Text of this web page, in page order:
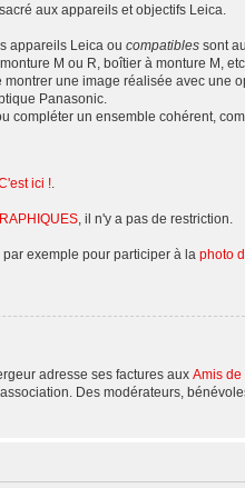
aux appareils et objectifs Leica.
appareils Leica ou compatiblessont
M ou R, boîtier à monture M,
une image réalisée avec
Panasonic.
compléter un ensemble cohérent,
ici !.
, il n'y a pas de restriction.
exemple pour participer à la photo
adresse ses factures aux Amis de
Des modérateurs,